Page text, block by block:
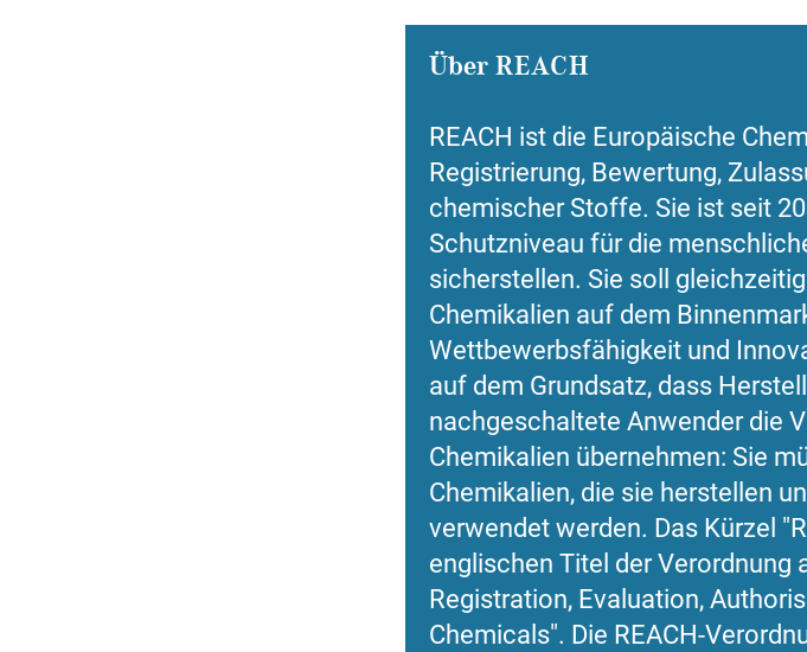
Über REACH
REACH ist die Europäische
Registrierung, Bewertung,
chemischer Stoffe. Sie ist seit
Schutzniveau für die
sicherstellen. Sie soll
Chemikalien auf dem
Wettbewerbsfähigkeit und
auf dem Grundsatz, dass
nachgeschaltete Anwender die
Chemikalien übernehmen: Sie
Chemikalien, die sie herstellen
verwendet werden. Das Kürzel
englischen Titel der Verordnung
Registration, Evaluation,
Chemicals". Die REACH-